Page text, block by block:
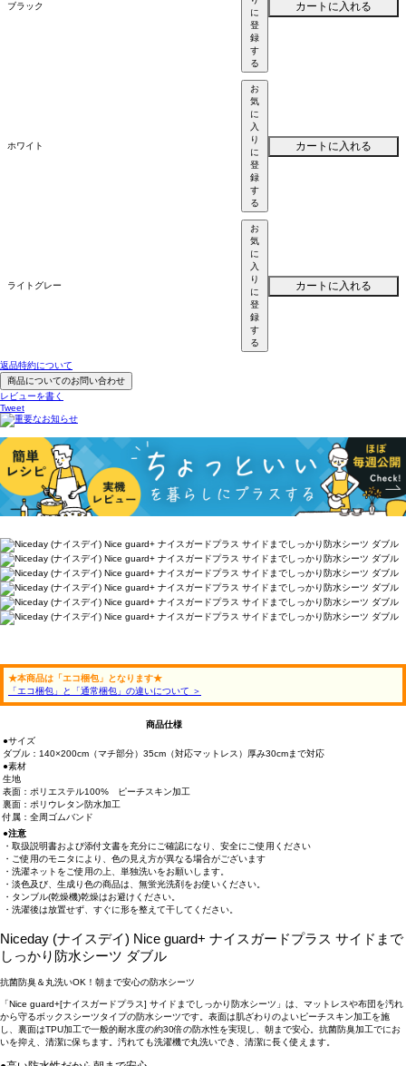
ブラック
に
登
録
す
る
カートに入れる
ホワイト
お
気
に
入
り
に
登
録
す
る
カートに入れる
ライトグレー
お
気
に
入
り
に
登
録
す
る
カートに入れる
返品特約について
商品についてのお問い合わせ
レビューを書く
Tweet
★本商品は「エコ梱包」となります★
「エコ梱包」と「通常梱包」の違いについて ＞
商品仕様
●サイズ
ダブル：140×200cm（マチ部分）35cm（対応マットレス）厚み30cmまで対応
●素材
生地
表面：ポリエステル100% ピーチスキン加工
裏面：ポリウレタン防水加工
付属：全周ゴムバンド
●注意
・取扱説明書および添付文書を充分にご確認になり、安全にご使用ください
・ご使用のモニタにより、色の見え方が異なる場合がございます
・洗濯ネットをご使用の上、単独洗いをお願いします。
・淡色及び、生成り色の商品は、無蛍光洗剤をお使いください。
・タンブル(乾燥機)乾燥はお避けください。
・洗濯後は放置せず、すぐに形を整えて干してください。
Niceday (ナイスデイ) Nice guard+ ナイスガードプラス サイドまで
しっかり防水シーツ ダブル
抗菌防臭＆丸洗いOK！朝まで安心の防水シーツ
「Nice guard+[ナイスガードプラス] サイドまでしっかり防水シーツ」は、マットレスや布団を汚れ
から守るボックスシーツタイプの防水シーツです。表面は肌ざわりのよいピーチスキン加工を施
し、裏面はTPU加工で一般的耐水度の約30倍の防水性を実現し、朝まで安心。抗菌防臭加工でにお
いを抑え、清潔に保ちます。汚れても洗濯機で丸洗いでき、清潔に長く使えます。